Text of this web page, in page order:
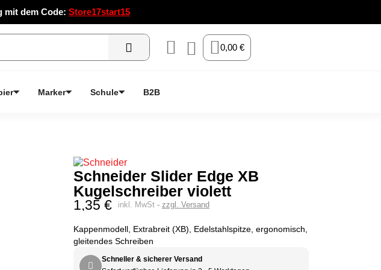
mit dem Code: Store17start15
0,00 €
Marker Schule B2B
Schneider Slider Edge XB
Kugelschreiber violett
1,35 € inkl. MwSt zzgl. Versand
Kappenmodell, Extrabreit (XB), Edelstahlspitze, ergonomisch,
gleitendes Schreiben
Schneller & sicherer Versand